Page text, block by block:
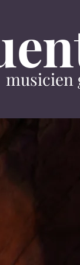
musicien